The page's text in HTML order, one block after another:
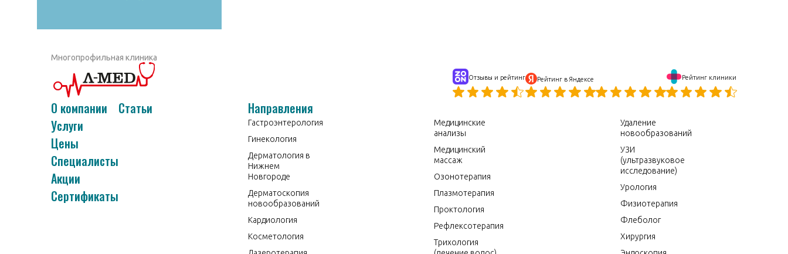
Многопрофильная клиника
Отзывы и рейтинг Рейтинг в Яндексе Рейтинг клиники
О компании
Услуги
Цены
Специалисты
Акции
Сертификаты
Статьи Направления
Гастроэнтерология
Гинекология
Дерматология в
Нижнем
Новгороде
Дерматоскопия
новообразований
Кардиология
Косметология
Медицинские
анализы
Медицинский
массаж
Озонотерапия
Плазмотерапия
Проктология
Рефлексотерапия
Трихология
Удаление
новообразований
УЗИ
(ультразвуковое
исследование)
Урология
Физиотерапия
Флеболог
Хирургия